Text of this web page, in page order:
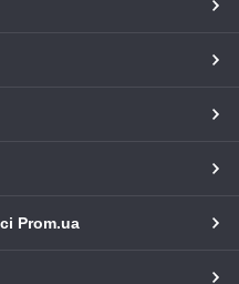
Prom.ua